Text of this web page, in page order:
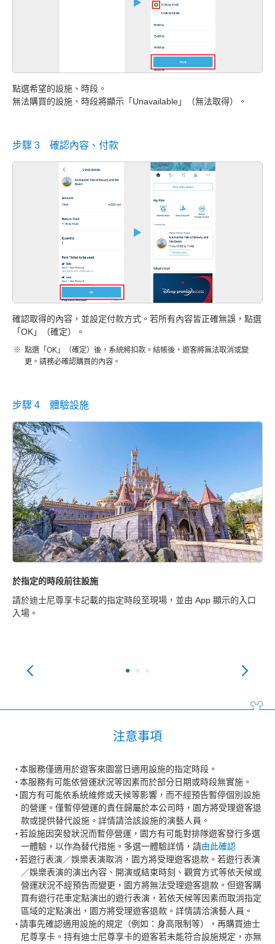
點選希望的設施、時段。
無法購買的設施、時段將顯示「Unavailable」（無法取得）。
步驟 3 確認內容、付款
確認取得的內容，並設定付款方式。若所有內容皆正確無誤，點選
「OK」（確定）。
點選「OK」（確定）後，系統將扣款。結帳後，遊客將無法取消或變
更。請務必確認購買的內容。
步驟 4 體驗設施
於指定的時段前往設施
請於迪士尼尊享卡記載的指定時段至現場，並由 App 顯示的入口
入場。
注意事項
本服務僅適用於遊客來園當日適用設施的指定時段。
本服務有可能依營運狀況等因素而於部分日期或時段無實施。
園方有可能依系統維修或天候等影響，而不經預告暫停個別設施
的營運。僅暫停營運的責任歸屬於本公司時，園方將受理遊客退
款或提供替代設施。詳情請洽該設施的演藝人員。
若設施因突發狀況而暫停營運，園方有可能對排隊遊客發行多選
一體驗，以作為替代措施。多選一體驗詳情，請由此確認
若遊行表演／娛樂表演取消，園方將受理遊客退款。若遊行表演
／娛樂表演的演出內容、開演或結束時刻、觀賞方式等依天候或
營運狀況不經預告而變更，園方將無法受理遊客退款。但遊客購
買有遊行花車定點演出的遊行表演，若依天候等因素而取消指定
區域的定點演出，園方將受理遊客退款。詳情請洽演藝人員。
請事先確認適用設施的規定（例如：身高限制等），再購買迪士
尼尊享卡。持有迪士尼尊享卡的遊客若未能符合設施規定，亦無